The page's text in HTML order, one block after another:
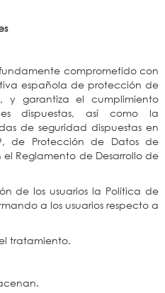
comprometido con
española de protección de
y garantiza el cumplimiento
dispuestas, así como la
de seguridad dispuestas en
de Protección de Datos de
el Reglamento de Desarrollo de
de los usuarios la Política de
a los usuarios respecto a
tratamiento.